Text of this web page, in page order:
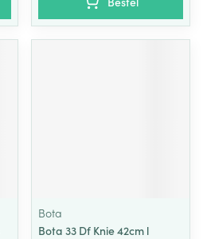
Bota
Bota 33 Df Knie 42cm l